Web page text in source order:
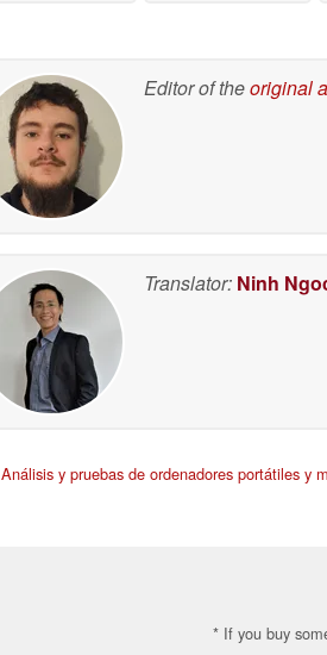
Editor of theoriginal
Translator: Ninh
Análisis y pruebas de ordenadores portátiles y
* If you buy